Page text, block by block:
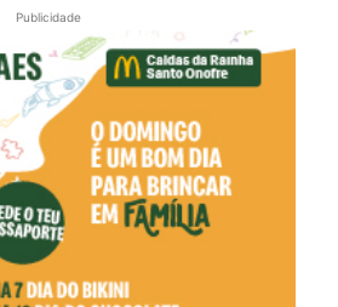
Publicidade